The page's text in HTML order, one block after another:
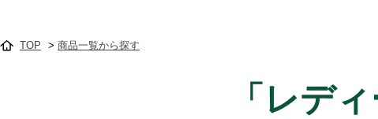
TOP > 商品一覧から探す
「レデ